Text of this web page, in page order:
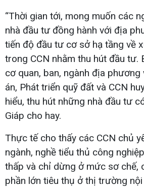
“Thời gian tới, mong muốn các
nhà đầu tư đồng hành với địa
tiến độ đầu tư cơ sở hạ tầng về
trong CCN nhằm thu hút đầu tư.
cơ quan, ban, ngành địa phương
án, Phát triển quỹ đất và CCN
hiểu, thu hút những nhà đầu tư
Giáp cho hay.
Thực tế cho thấy các CCN chủ
ngành, nghề tiểu thủ công
thấp và chỉ dừng ở mức sơ chế,
phần lớn tiêu thụ ở thị trường